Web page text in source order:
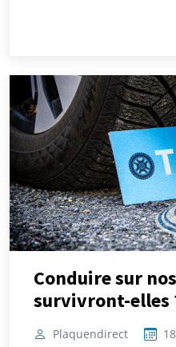
Conduire sur
survivront-elles
Plaquendirect